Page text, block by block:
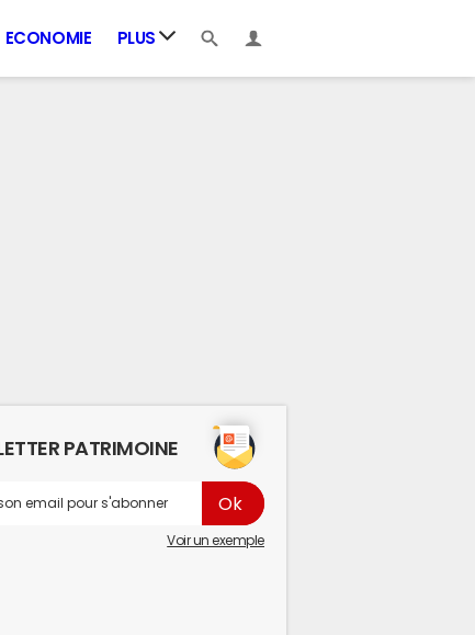
ECONOMIE PLUS
PATRIMOINE
Voir un exemple